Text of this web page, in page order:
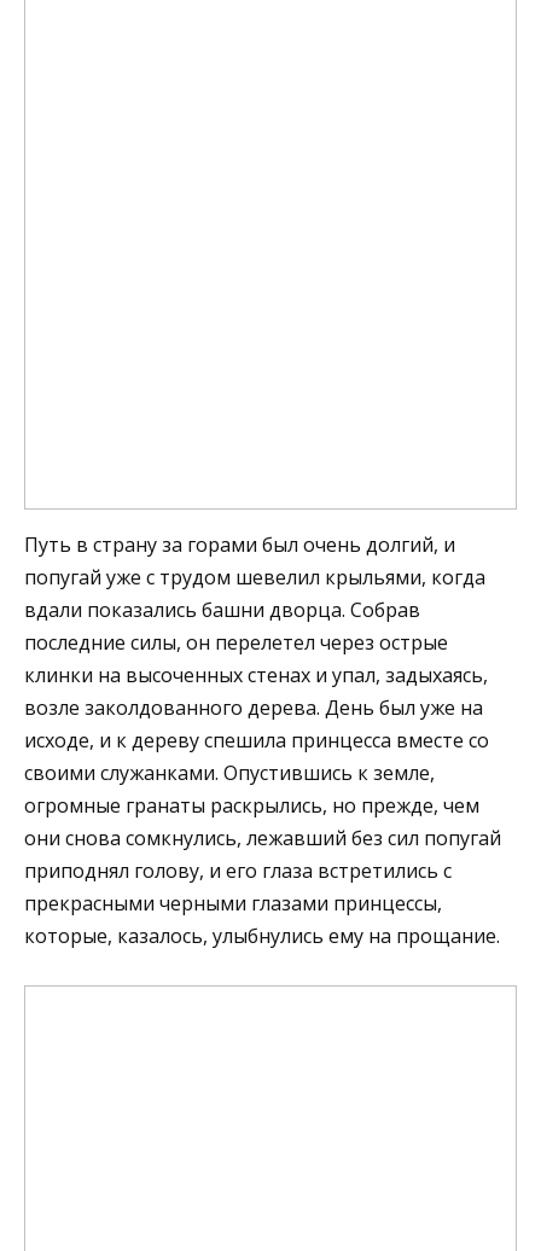
Путь в страну за горами был очень долгий, и
попугай уже с трудом шевелил крыльями, когда
вдали показались башни дворца. Собрав
последние силы, он перелетел через острые
клинки на высоченных стенах и упал, задыхаясь,
возле заколдованного дерева. День был уже на
исходе, и к дереву спешила принцесса вместе со
своими служанками. Опустившись к земле,
огромные гранаты раскрылись, но прежде, чем
они снова сомкнулись, лежавший без сил попугай
приподнял голову, и его глаза встретились с
прекрасными черными глазами принцессы,
которые, казалось, улыбнулись ему на прощание.